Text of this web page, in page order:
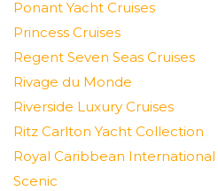
Ponant Yacht Cruises
Princess Cruises
Regent Seven Seas Cruises
Rivage du Monde
Riverside Luxury Cruises
Ritz Carlton Yacht Collection
Royal Caribbean International
Scenic